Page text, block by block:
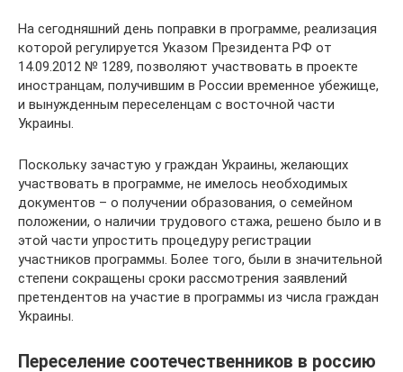
На сегодняшний день поправки в программе, реализация
которой регулируется Указом Президента РФ от
14.09.2012 № 1289, позволяют участвовать в проекте
иностранцам, получившим в России временное убежище,
и вынужденным переселенцам с восточной части
Украины.
Поскольку зачастую у граждан Украины, желающих
участвовать в программе, не имелось необходимых
документов – о получении образования, о семейном
положении, о наличии трудового стажа, решено было и в
этой части упростить процедуру регистрации
участников программы. Более того, были в значительной
степени сокращены сроки рассмотрения заявлений
претендентов на участие в программы из числа граждан
Украины.
Переселение соотечественников в россию